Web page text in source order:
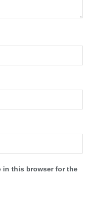
in this browser for the